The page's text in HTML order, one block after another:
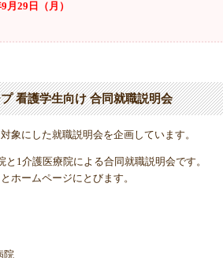
月29日（月）
看護学生向け 合同就職説明会
象にした就職説明会を企画しています。
1介護医療院による合同就職説明会です。
ホームページにとびます。
院